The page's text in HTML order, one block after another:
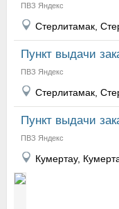
ПВЗ Яндекс
Стерлитамак,
Пункт выдачи
ПВЗ Яндекс
Стерлитамак,
Пункт выдачи
ПВЗ Яндекс
Кумертау,